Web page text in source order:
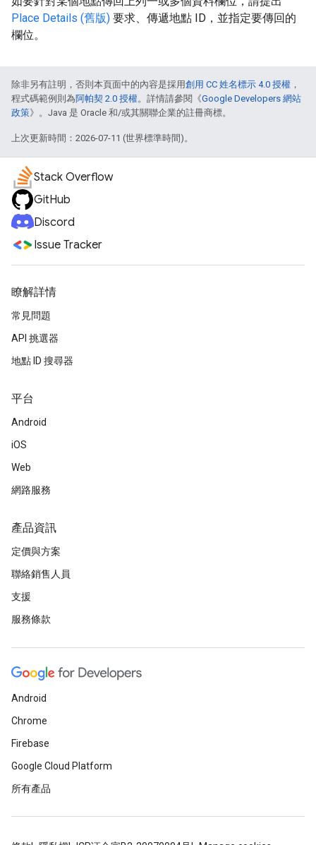
Place Details (舊版) 要求、傳遞地點 ID，並指定要傳回的
欄位。
除非另有註明，否則本頁面中的內容是採用創用 CC 姓名標示 4.0 授權 ，
程式碼範例則為阿帕契 2.0 授權。詳情請參閱《Google Developers 網站
政策》。Java 是 Oracle 和/或其關聯企業的註冊商標。
上次更新時間：2026-07-11 (世界標準時間)。
Stack Overflow
GitHub
Discord
Issue Tracker
瞭解詳情
常見問題
API 挑選器
地點 ID 搜尋器
平台
Android
iOS
Web
網路服務
產品資訊
定價與方案
聯絡銷售人員
支援
服務條款
Android
Chrome
Firebase
Google Cloud Platform
所有產品